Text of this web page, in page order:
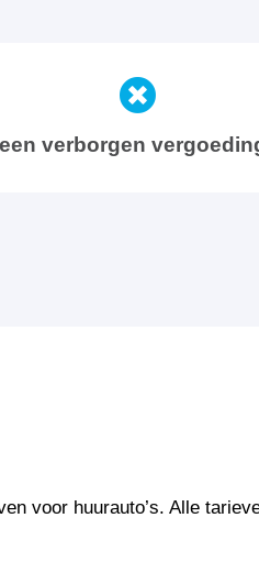
verborgen
voor huurauto’s. Alle